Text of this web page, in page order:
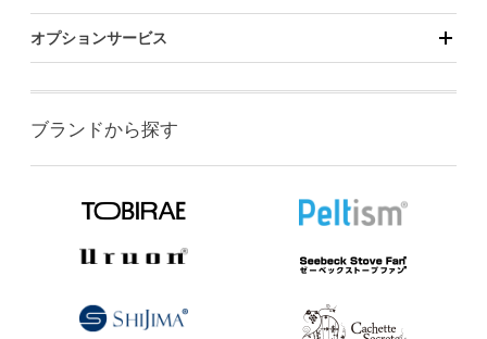
オプションサービス
ブランドから探す